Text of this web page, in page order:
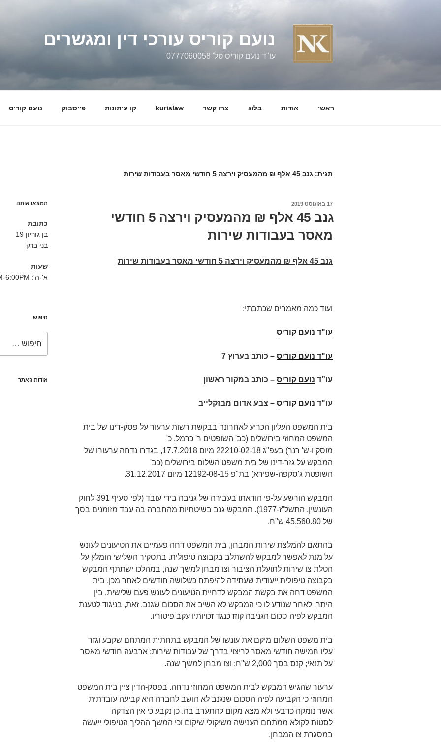
נועם קוריס עורכי דין ומגשרים
עו"ד נועם קוריס טל' 0777060058
ראשי אודות בלוג צרו קשר kurislaw קו עיתונות פייסבוק נועם קוריס
תגית: גנב 45 אלף ₪ מהמעסיק וירצה 5 חודשי מאסר בעבודות שירות
פורסם
17 באוגוסט 2019
גנב 45 אלף ₪ מהמעסיק וירצה 5 חודשי
מאסר בעבודות שירות
גנב 45 אלף ₪ מהמעסיק וירצה 5 חודשי מאסר בעבודות שירות
ועוד כמה מאמרים שכתבתי:
עו"ד נועם קוריס
עו"ד נועם קוריס – כותב בערוץ 7
עו”ד נועם קוריס – כותב במקור ראשון
עו"ד נועם קוריס – צבע אדום מבזקלייב
בית המשפט העליון הכריע לאחרונה בבקשת רשות ערעור על פסק-דינו של בית
המשפט המחוזי בירושלים (כב' השופטים ר' כרמל, כ'
מוסק ו-ש' רנר) בעפ"ג 22210-02-18 מיום 17.7.2018, בגדרו נדחה ערעורו של
המבקש על גזר-דינו של בית משפט השלום בירושלים (כב'
השופטת ג'סקפה-שפירא) בת"פ 12192-08-15 מיום 31.12.2017.
המבקש הורשע על-פי הודאתו בעבירה של גניבה בידי עובד (לפי סעיף 391 לחוק
העונשין, התשל"ז-1977). המבקש גנב בשיטתיות מהחברה בה עבד מזומנים בסך
של 45,560.80 ש"ח.
בהתאם להמלצת שירות המבחן, בית המשפט דחה פעמיים את הטיעונים לעונש
על מנת לאפשר למבקש להשתלב בקבוצה טיפולית. בתסקיר השלישי הומלץ על
הטלת צו שירות לתועלת הציבור וצו מבחן למשך שנה, במהלכו ישתתף המבקש
בקבוצה טיפולית ייעודית שעתידה להיפתח כשלושה חודשים לאחר מכן. בית
המשפט דחה את בקשת המבקש לדחיית הטיעונים לעונש פעם שלישית, בין
היתר, לאחר שנודע לו כי המבקש לא השיב את הסכום שגנב. זאת, בניגוד לטענת
המבקש לפיה סכום הגניבה קוזז כנגד זכויותיו עקב פיטוריו.
בית משפט השלום מיקם את עונשו של המבקש בתחתית המתחם שקבע וגזר
עליו חמישה חודשי מאסר לריצוי בדרך של עבודות שירות; ארבעה חודשי מאסר
על תנאי; קנס בסך 2,000 ש"ח; וצו מבחן למשך שנה.
ערעור שהגיש המבקש לבית המשפט המחוזי נדחה. בפסק-הדין ציין בית המשפט
המחוזי כי הקביעה לפיה הסכום שנגנב לא הושב לחברה היא קביעה עובדתית
אשר נומקה כדבעי ולא מצא מקום להתערב בה. כן נקבע כי אין הצדקה
לסטות לקולא ממתחם הענישה משיקולי שיקום וכי המשך ההליך הטיפולי ייעשה
במסגרת צו המבחן.
תמצאו אותנו
כתובת
בן גוריון 19
בני ברק
שעות
א'-ה': 8:30AM-6:00PM
חיפוש
אודות האתר